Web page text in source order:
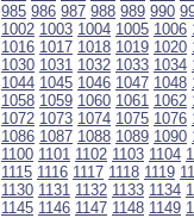
985 986 987 988 989 990
1002 1003 1004 1005 1006
1016 1017 1018 1019 1020
1030 1031 1032 1033 1034
1044 1045 1046 1047 1048
1058 1059 1060 1061 1062
1072 1073 1074 1075 1076
1086 1087 1088 1089 1090
1100 1101 1102 1103 1104
1115 1116 1117 1118 1119
1130 1131 1132 1133 1134
1145 1146 1147 1148 1149